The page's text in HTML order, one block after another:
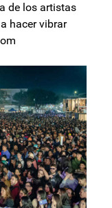
de los artistas
hacer vibrar